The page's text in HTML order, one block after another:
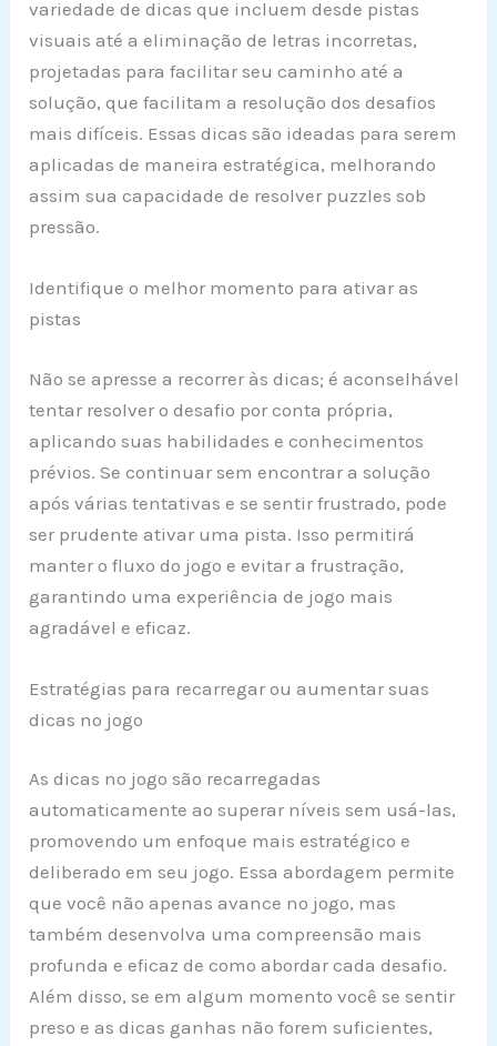
variedade de dicas que incluem desde pistas
visuais até a eliminação de letras incorretas,
projetadas para facilitar seu caminho até a
solução, que facilitam a resolução dos desafios
mais difíceis. Essas dicas são ideadas para serem
aplicadas de maneira estratégica, melhorando
assim sua capacidade de resolver puzzles sob
pressão.
Identifique o melhor momento para ativar as
pistas
Não se apresse a recorrer às dicas; é aconselhável
tentar resolver o desafio por conta própria,
aplicando suas habilidades e conhecimentos
prévios. Se continuar sem encontrar a solução
após várias tentativas e se sentir frustrado, pode
ser prudente ativar uma pista. Isso permitirá
manter o fluxo do jogo e evitar a frustração,
garantindo uma experiência de jogo mais
agradável e eficaz.
Estratégias para recarregar ou aumentar suas
dicas no jogo
As dicas no jogo são recarregadas
automaticamente ao superar níveis sem usá-las,
promovendo um enfoque mais estratégico e
deliberado em seu jogo. Essa abordagem permite
que você não apenas avance no jogo, mas
também desenvolva uma compreensão mais
profunda e eficaz de como abordar cada desafio.
Além disso, se em algum momento você se sentir
preso e as dicas ganhas não forem suficientes,